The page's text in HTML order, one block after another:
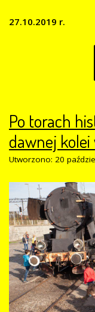
27.10.2019 r.
Po torach
dawnej
Utworzono: 20